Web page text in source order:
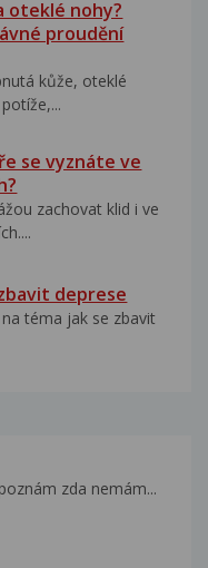
oteklé nohy?
proudění
kůže, oteklé
se vyznáte ve
zachovat klid i ve
zbavit deprese
téma jak se zbavit
zda nemám...